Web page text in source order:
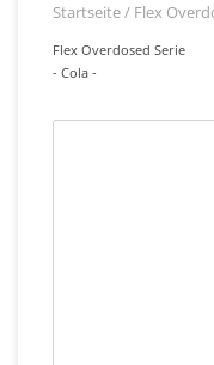
Startseite/ Flex
Flex Overdosed Serie
- Cola -